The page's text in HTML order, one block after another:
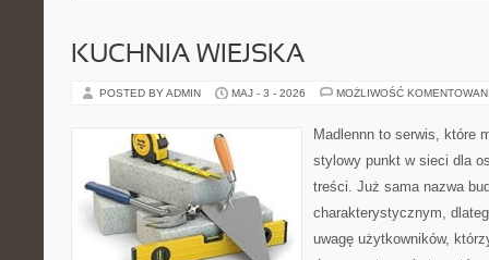
KUCHNIA WIEJSKA
POSTED BY ADMIN MAJ - 3 - 2026 MOŻLIWOŚĆ
Madlennn to serwis, które
stylowy punkt w sieci dla
treści. Już sama nazwa
charakterystycznym,
uwagę użytkowników,